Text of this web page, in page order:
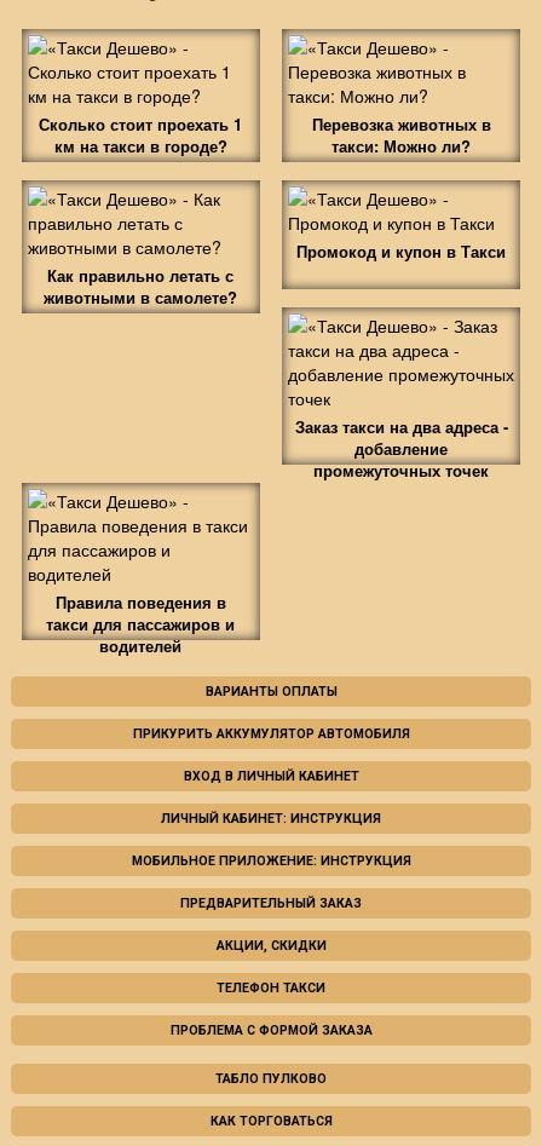
Сколько стоит проехать 1
км на такси в городе?
Перевозка животных в
такси: Можно ли?
Как правильно летать с
животными в самолете?
Промокод и купон в Такси
Заказ такси на два адреса -
добавление
промежуточных точек
Правила поведения в
такси для пассажиров и
водителей
ВАРИАНТЫ ОПЛАТЫ
ПРИКУРИТЬ АККУМУЛЯТОР АВТОМОБИЛЯ
ВХОД В ЛИЧНЫЙ КАБИНЕТ
ЛИЧНЫЙ КАБИНЕТ: ИНСТРУКЦИЯ
МОБИЛЬНОЕ ПРИЛОЖЕНИЕ: ИНСТРУКЦИЯ
ПРЕДВАРИТЕЛЬНЫЙ ЗАКАЗ
АКЦИИ, СКИДКИ
ТЕЛЕФОН ТАКСИ
ПРОБЛЕМА С ФОРМОЙ ЗАКАЗА
ТАБЛО ПУЛКОВО
КАК ТОРГОВАТЬСЯ